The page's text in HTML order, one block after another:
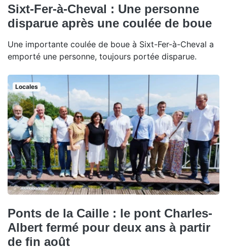
Sixt-Fer-à-Cheval : Une personne
disparue après une coulée de boue
Une importante coulée de boue à Sixt-Fer-à-Cheval a
emporté une personne, toujours portée disparue.
Locales
Ponts de la Caille : le pont Charles-
Albert fermé pour deux ans à partir
de fin août